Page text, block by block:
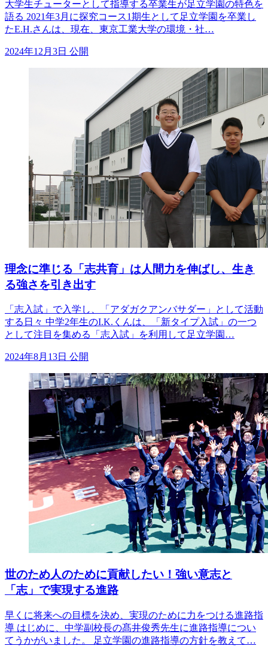
大学生チューターとして指導する卒業生が足立学園の特色を
語る 2021年3月に探究コース1期生として足立学園を卒業し
たE.H.さんは、現在、東京工業大学の環境・社…
2024年12月3日 公開
理念に準じる「志共育」は人間力を伸ばし、生き
る強さを引き出す
「志入試」で入学し、「アダガクアンバサダー」として活動
する日々 中学2年生のI.K.くんは、「新タイプ入試」の一つ
として注目を集める「志入試」を利用して足立学園…
2024年8月13日 公開
世のため人のために貢献したい！強い意志と
「志」で実現する進路
早くに将来への目標を決め、実現のために力をつける進路指
導 はじめに、中学副校長の髙井俊秀先生に進路指導につい
てうかがいました。 足立学園の進路指導の方針を教えて…